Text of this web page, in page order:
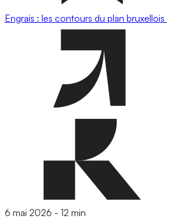
Engrais : les contours du plan bruxellois
6 mai 2026 - 12 min